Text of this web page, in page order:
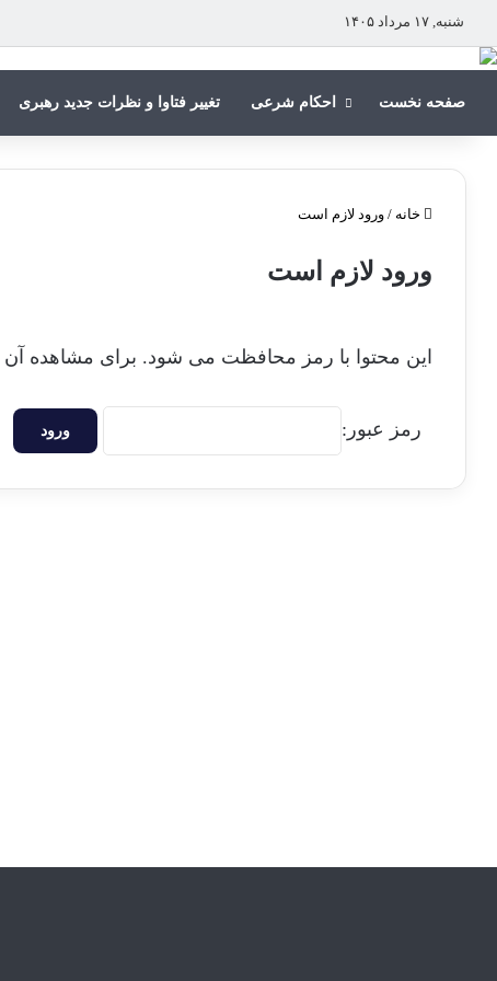
شنبه, ۱۷ مرداد ۱۴۰۵
صفحه نخست احکام شرعی تغییر فتاوا و نظرات جدید رهبری
خانه / ورود لازم است
ورود لازم است
این محتوا با رمز محافظت می شود. برای مشاهده آن
رمز عبور: